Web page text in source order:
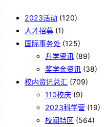
2023活动 (120)
人才招募 (1)
国际事务处 (125)
升学资讯 (89)
奖学金资讯 (38)
校内资讯总汇 (709)
110校庆 (9)
2023科学营 (19)
校闻特区 (564)